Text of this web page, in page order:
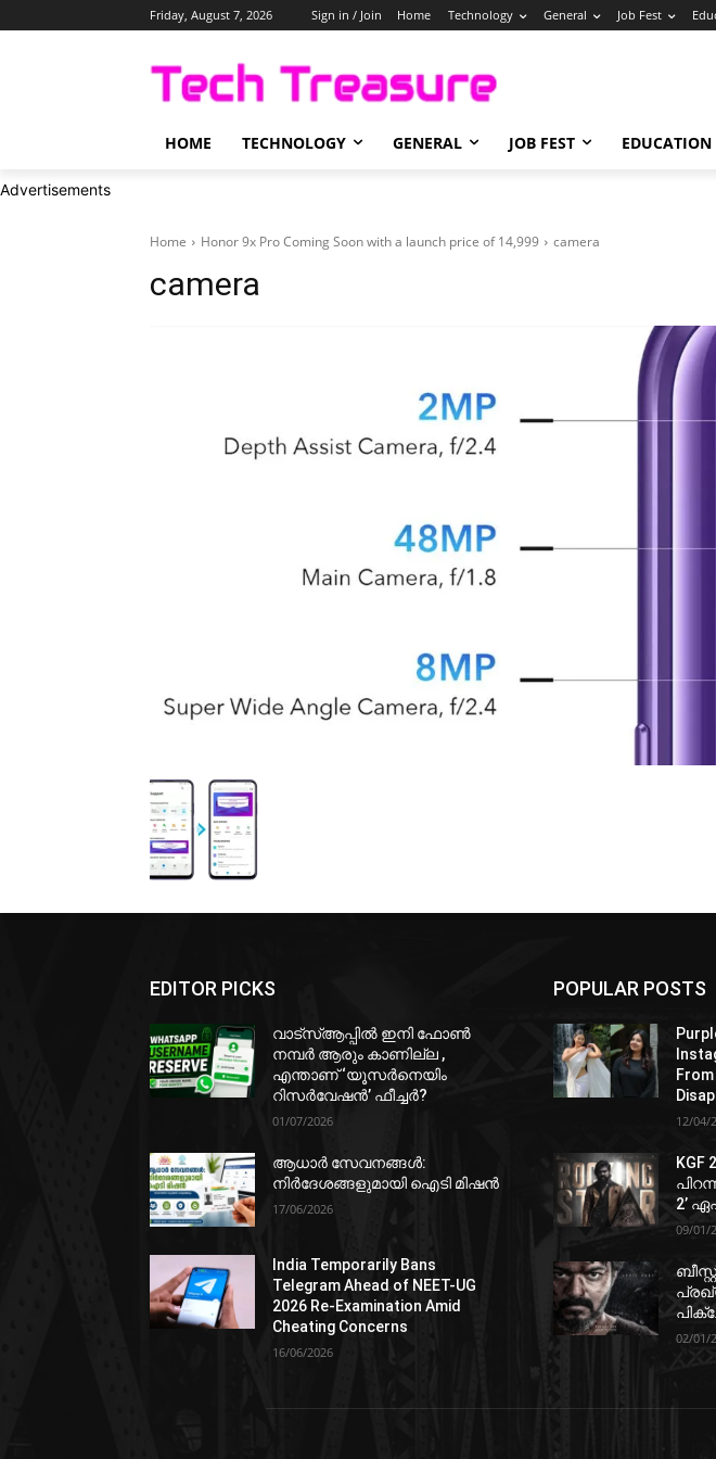
Friday, August 7, 2026 Sign in / Join Home Technology General Job Fest
HOME TECHNOLOGY GENERAL JOB FEST EDUCATION
Advertisements
Home Honor 9x Pro Coming Soon with a launch price of 14,999 camera
camera
EDITOR PICKS
വാട്‌സ്ആപ്പിൽ ഇനി ഫോൺ
നമ്പർ ആരും കാണില്ല ,
എന്താണ് ‘യൂസർനെയിം
റിസർവേഷൻ’ ഫീച്ചർ?
01/07/2026
ആധാർ സേവനങ്ങൾ:
നിർദേശങ്ങളുമായി ഐടി മിഷൻ
17/06/2026
India Temporarily Bans
Telegram Ahead of NEET-UG
2026 Re-Examination Amid
Cheating Concerns
16/06/2026
POPULAR POSTS
12/04/
KGF
2’
09/01/
02/01/